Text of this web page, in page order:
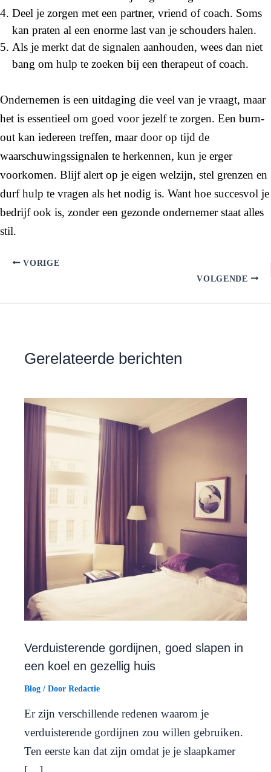
Deel je zorgen met een partner, vriend of coach. Soms
kan praten al een enorme last van je schouders halen.
Als je merkt dat de signalen aanhouden, wees dan niet
bang om hulp te zoeken bij een therapeut of coach.
Ondernemen is een uitdaging die veel van je vraagt, maar
het is essentieel om goed voor jezelf te zorgen. Een burn-
out kan iedereen treffen, maar door op tijd de
waarschuwingssignalen te herkennen, kun je erger
voorkomen. Blijf alert op je eigen welzijn, stel grenzen en
durf hulp te vragen als het nodig is. Want hoe succesvol je
bedrijf ook is, zonder een gezonde ondernemer staat alles
stil.
VORIGE
VOLGENDE
Gerelateerde berichten
Verduisterende gordijnen, goed slapen in
een koel en gezellig huis
Blog / Door Redactie
Er zijn verschillende redenen waarom je
verduisterende gordijnen zou willen gebruiken.
Ten eerste kan dat zijn omdat je je slaapkamer